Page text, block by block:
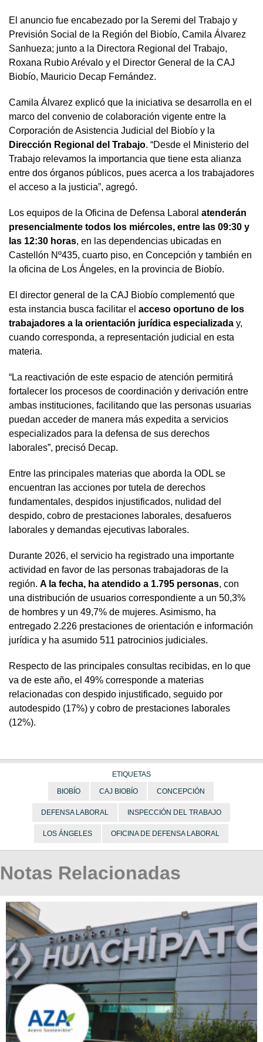
El anuncio fue encabezado por la Seremi del Trabajo y
Previsión Social de la Región del Biobío, Camila Álvarez
Sanhueza; junto a la Directora Regional del Trabajo,
Roxana Rubio Arévalo y el Director General de la CAJ
Biobío, Mauricio Decap Fernández.
Camila Álvarez explicó que la iniciativa se desarrolla en el
marco del convenio de colaboración vigente entre la
Corporación de Asistencia Judicial del Biobío y la
Dirección Regional del Trabajo. “Desde el Ministerio del
Trabajo relevamos la importancia que tiene esta alianza
entre dos órganos públicos, pues acerca a los trabajadores
el acceso a la justicia”, agregó.
Los equipos de la Oficina de Defensa Laboral atenderán
presencialmente todos los miércoles, entre las 09:30 y
las 12:30 horas, en las dependencias ubicadas en
Castellón Nº435, cuarto piso, en Concepción y también en
la oficina de Los Ángeles, en la provincia de Biobío.
El director general de la CAJ Biobío complementó que
esta instancia busca facilitar el acceso oportuno de los
trabajadores a la orientación jurídica especializada y,
cuando corresponda, a representación judicial en esta
materia.
“La reactivación de este espacio de atención permitirá
fortalecer los procesos de coordinación y derivación entre
ambas instituciones, facilitando que las personas usuarias
puedan acceder de manera más expedita a servicios
especializados para la defensa de sus derechos
laborales”, precisó Decap.
Entre las principales materias que aborda la ODL se
encuentran las acciones por tutela de derechos
fundamentales, despidos injustificados, nulidad del
despido, cobro de prestaciones laborales, desafueros
laborales y demandas ejecutivas laborales.
Durante 2026, el servicio ha registrado una importante
actividad en favor de las personas trabajadoras de la
región. A la fecha, ha atendido a 1.795 personas, con
una distribución de usuarios correspondiente a un 50,3%
de hombres y un 49,7% de mujeres. Asimismo, ha
entregado 2.226 prestaciones de orientación e información
jurídica y ha asumido 511 patrocinios judiciales.
Respecto de las principales consultas recibidas, en lo que
va de este año, el 49% corresponde a materias
relacionadas con despido injustificado, seguido por
autodespido (17%) y cobro de prestaciones laborales
(12%).
ETIQUETAS
BIOBÍO CAJ BIOBÍO CONCEPCIÓN
DEFENSA LABORAL INSPECCIÓN DEL TRABAJO
LOS ÁNGELES OFICINA DE DEFENSA LABORAL
Notas Relacionadas